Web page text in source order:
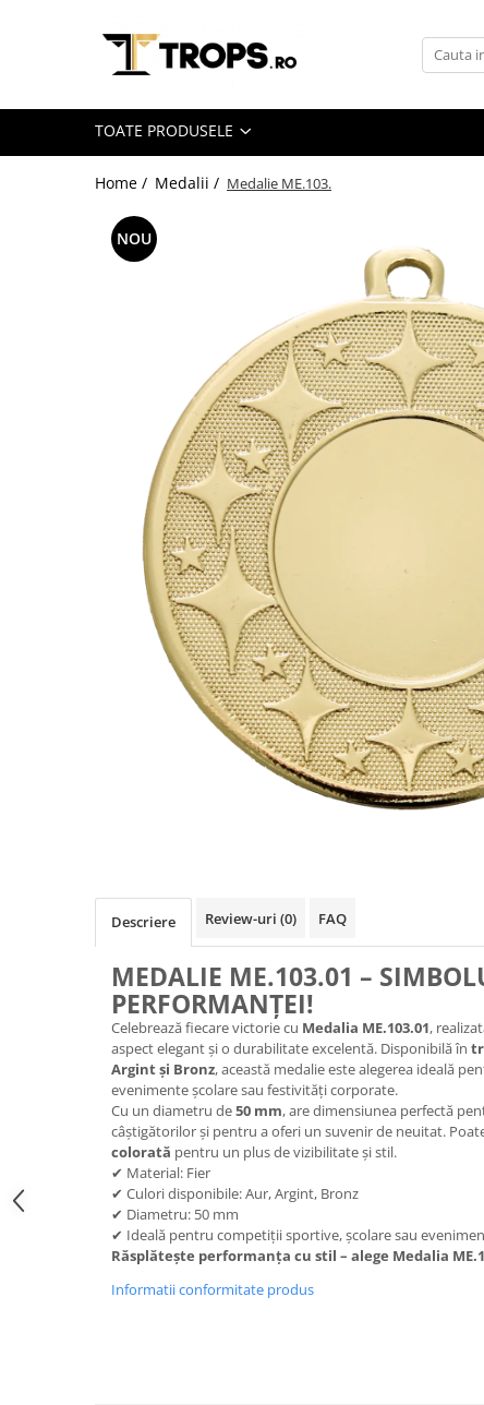
Toate Produsele
Medalii Tematice
Medalii Non-Tematice
Accesorii Medalii
Snur Medalie
Medalii Personalizate
Personalizari Medalii
Suport medalii
Trofee Acril
TOATE PRODUSELE
Home / Medalii / Medalie ME.103.
NOU
Descriere Review-uri (0) FAQ
MEDALIE ME.103.01 –
PERFORMANȚEI!
Celebrează fiecare victorie cu Medalia ME.103.01,
aspect elegant și o durabilitate excelentă. Disponibilă în
Argint și Bronz, această medalie este alegerea ideală
evenimente școlare sau festivități corporate.
Cu un diametru de50 mm, are dimensiunea perfectă
câștigătorilor și pentru a oferi un suvenir de neuitat.
colorată pentru un plus de vizibilitate și stil.
✔ Material: Fier
✔ Culori disponibile: Aur, Argint, Bronz
✔ Diametru: 50 mm
✔ Ideală pentru competiții sportive, școlare sau
Răsplătește performanța cu stil – alege Medalia
Informatii conformitate produs